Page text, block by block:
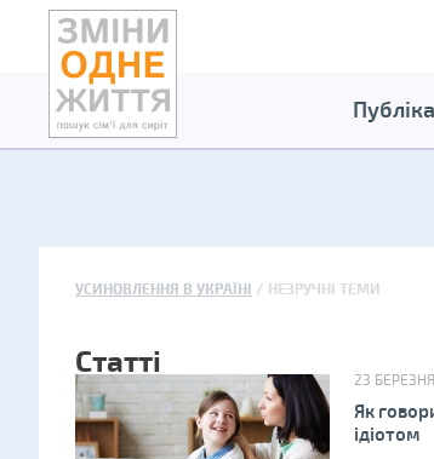
УСИНОВЛЕННЯ В УКРАЇНІ НЕЗРУЧНІ ТЕМИ
Статті
23
Як
ідіотом